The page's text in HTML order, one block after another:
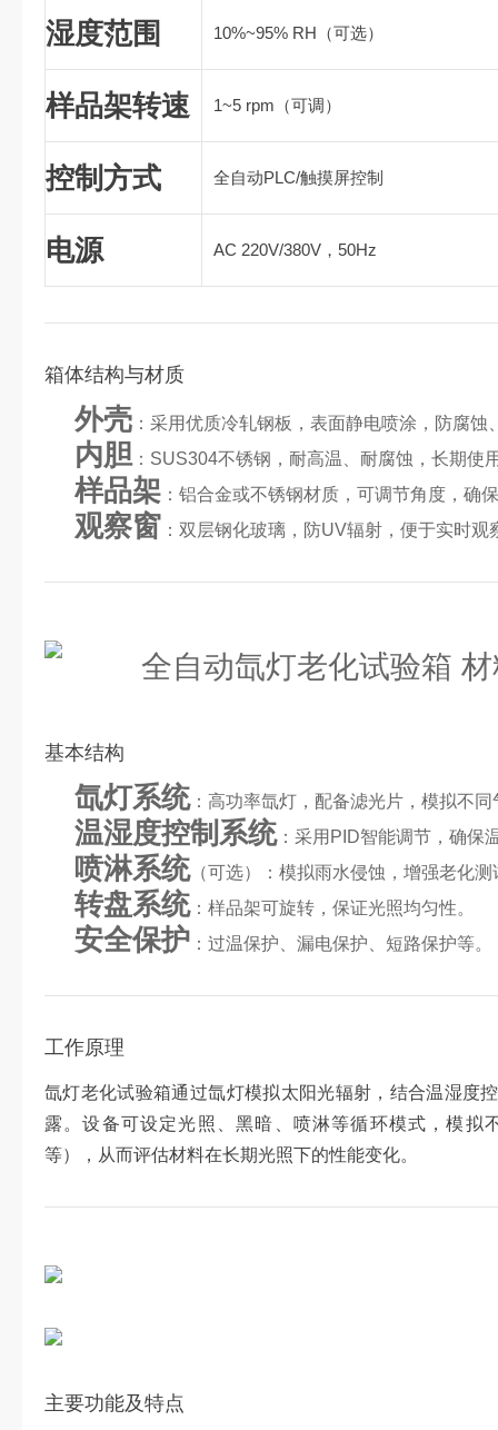
湿度范围 10%~95% RH（可选）
样品架转速 1~5 rpm（可调）
控制方式 全自动PLC/触摸屏控制
电源 AC 220V/380V，50Hz
箱体结构与材质
外壳 ：采用优质冷轧钢板，表面静电喷涂，防腐蚀
内胆：SUS304不锈钢，耐高温、耐腐蚀，长期使
样品架 ：铝合金或不锈钢材质，可调节角度，确
观察窗 ：双层钢化玻璃，防UV辐射，便于实时观
基本结构
氙灯系统：高功率氙灯，配备滤光片，模拟不
温湿度控制系统：采用PID智能调节，确保
喷淋系统（可选）：模拟雨水侵蚀，增强老化
转盘系统：样品架可旋转，保证光照均匀性。
安全保护 ：过温保护、漏电保护、短路保护等。
工作原理
氙灯老化试验箱通过氙灯模拟太阳光辐射，结合温湿度
露。设备可设定光照、黑暗、喷淋等循环模式，模拟
等），从而评估材料在长期光照下的性能变化。
主要功能及特点